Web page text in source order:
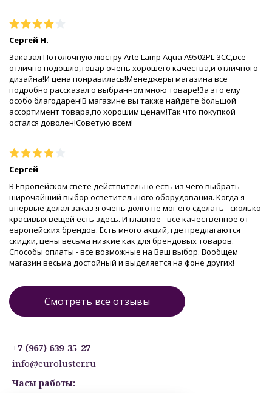
Сергей Н.
Заказал Потолочную люстру Arte Lamp Aqua A9502PL-3CC,все
отлично подошло,товар очень хорошего качества,и отличного
дизайна!И цена понравилась!Менеджеры магазина все
подробно рассказал о выбранном мною товаре!За это ему
особо благодарен!В магазине вы также найдете большой
ассортимент товара,по хорошим ценам!Так что покупкой
остался доволен!Советую всем!
Сергей
В Европейском свете действительно есть из чего выбрать -
широчайший выбор осветительного оборудования. Когда я
впервые делал заказ я очень долго не мог его сделать - сколько
красивых вещей есть здесь. И главное - все качественное от
европейских брендов. Есть много акций, где предлагаются
скидки, цены весьма низкие как для брендовых товаров.
Способы оплаты - все возможные на Ваш выбор. Вообщем
магазин весьма достойный и выделяется на фоне других!
Смотреть все отзывы
+7 (967) 639-35-27
info@euroluster.ru
Часы работы: